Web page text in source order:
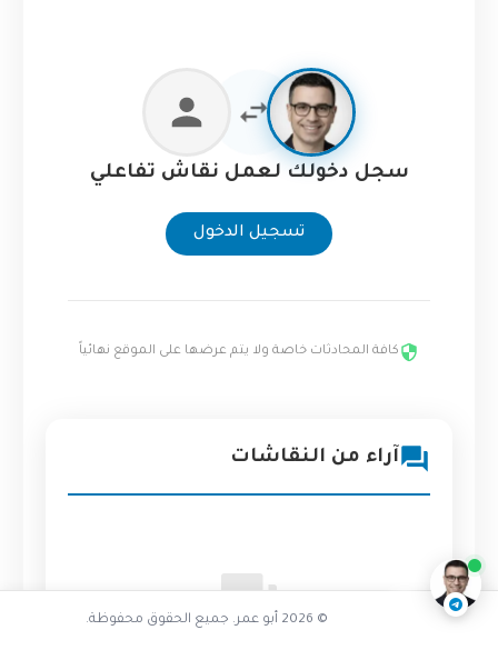
سجل دخولك لعمل نقاش تفاعلي
تسجيل الدخول
كافة المحادثات خاصة ولا يتم عرضها على الموقع نهائياً
آراء من النقاشات
تفاعل مع الذكاء الاصطناعي
© 2026 أبو عمر. جميع الحقوق محفوظة.